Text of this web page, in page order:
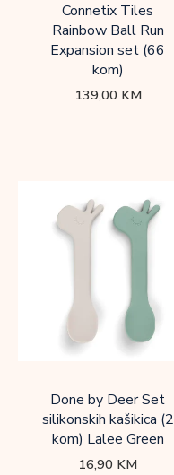
Connetix Tiles
Rainbow Ball Run
Expansion set (66
kom)
139,00 KM
Done by Deer Set
silikonskih kašikica (2
kom) Lalee Green
16,90 KM